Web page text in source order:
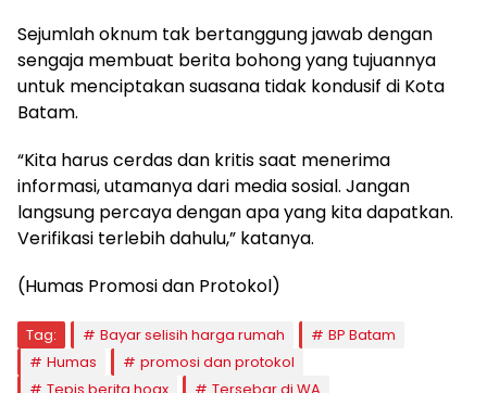
Sejumlah oknum tak bertanggung jawab dengan
sengaja membuat berita bohong yang tujuannya
untuk menciptakan suasana tidak kondusif di Kota
Batam.
“Kita harus cerdas dan kritis saat menerima
informasi, utamanya dari media sosial. Jangan
langsung percaya dengan apa yang kita dapatkan.
Verifikasi terlebih dahulu,” katanya.
(Humas Promosi dan Protokol)
Tag: Bayar selisih harga rumah
BP Batam
Humas
promosi dan protokol